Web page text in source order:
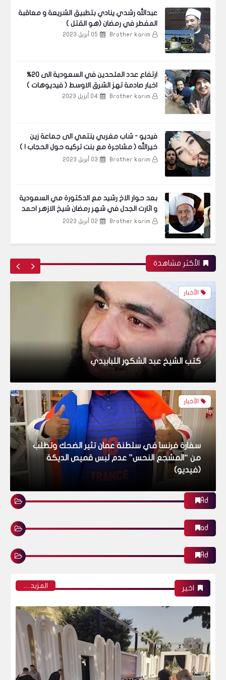
عبدالله رشدي ينادي بتطبيق الشريعة و معاقبة
المفطر في رمضان (هو القتل )
Brother karim 05 أبريل 2023
ارتفاع عدد الملحدين في السعودية الى 20%
اخبار صادمة تهز الشرق الاوسط ( فيديوهات )
Brother karim 04 أبريل 2023
فيديو - شاب مغربي ينتمي الى جماعة زين
خيرالله ( مشاجرة مع بنت تركيه حول الحجاب ! )
و الشرطة تلقي القبض عليه
Brother karim 03 أبريل 2023
بعد حوار الاخ رشيد مع الدكتورة مي السعودية
و اثارت الجدل في شهر رمضان شيخ الازهر احمد
الطيب يتدخل !!
Brother karim 02 أبريل 2023
الأكثر مشاهدة
المُسلم الذى كان يعمل أمام مسجد بمالاوي.
الأخبار
كتب الشيخ عبد الشكور اللبابيدي
الأخبار
من “المشجع النحس” عدم لبس قميص الديكة
(فيديو)
الأخبار
حملة اهداء الانجيل لشخص غير مسيحي
الأخبار
محمد ابن عبدالله ام قُثم بن عبد اللات !
الأخبار
Ad
ad
Ad
اخير ‏المزيد…